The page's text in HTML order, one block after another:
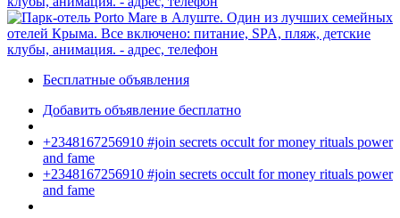
Бесплатные объявления
Добавить объявление бесплатно
+2348167256910 #join secrets occult for money rituals power
and fame
+2348167256910 #join secrets occult for money rituals power
and fame